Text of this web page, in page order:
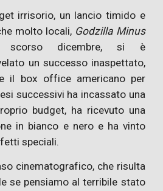
irrisorio, un lancio timido e
molto locali, Godzilla Minus
dicembre, si è
un successo inaspettato,
il box office americano per
successivi ha incassato una
budget, ha ricevuto una
in bianco e nero e ha vinto
speciali.
cinematografico, che risulta
se pensiamo al terribile stato